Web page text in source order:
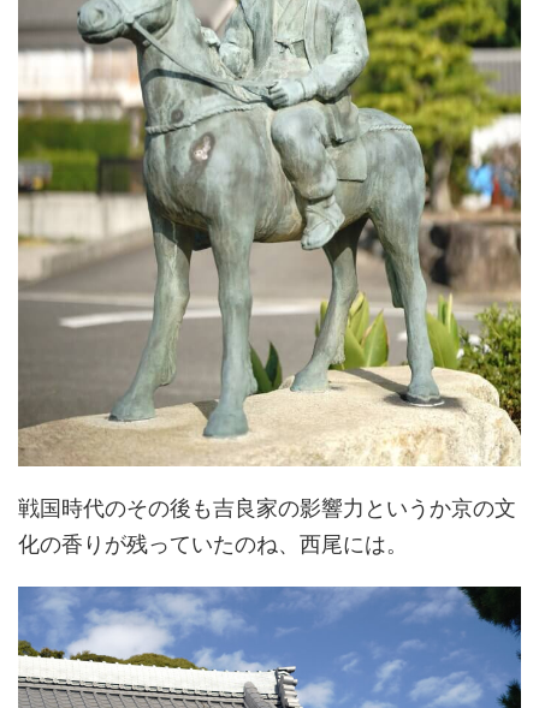
戦国時代のその後も吉良家の影響力というか京の文
化の香りが残っていたのね、西尾には。